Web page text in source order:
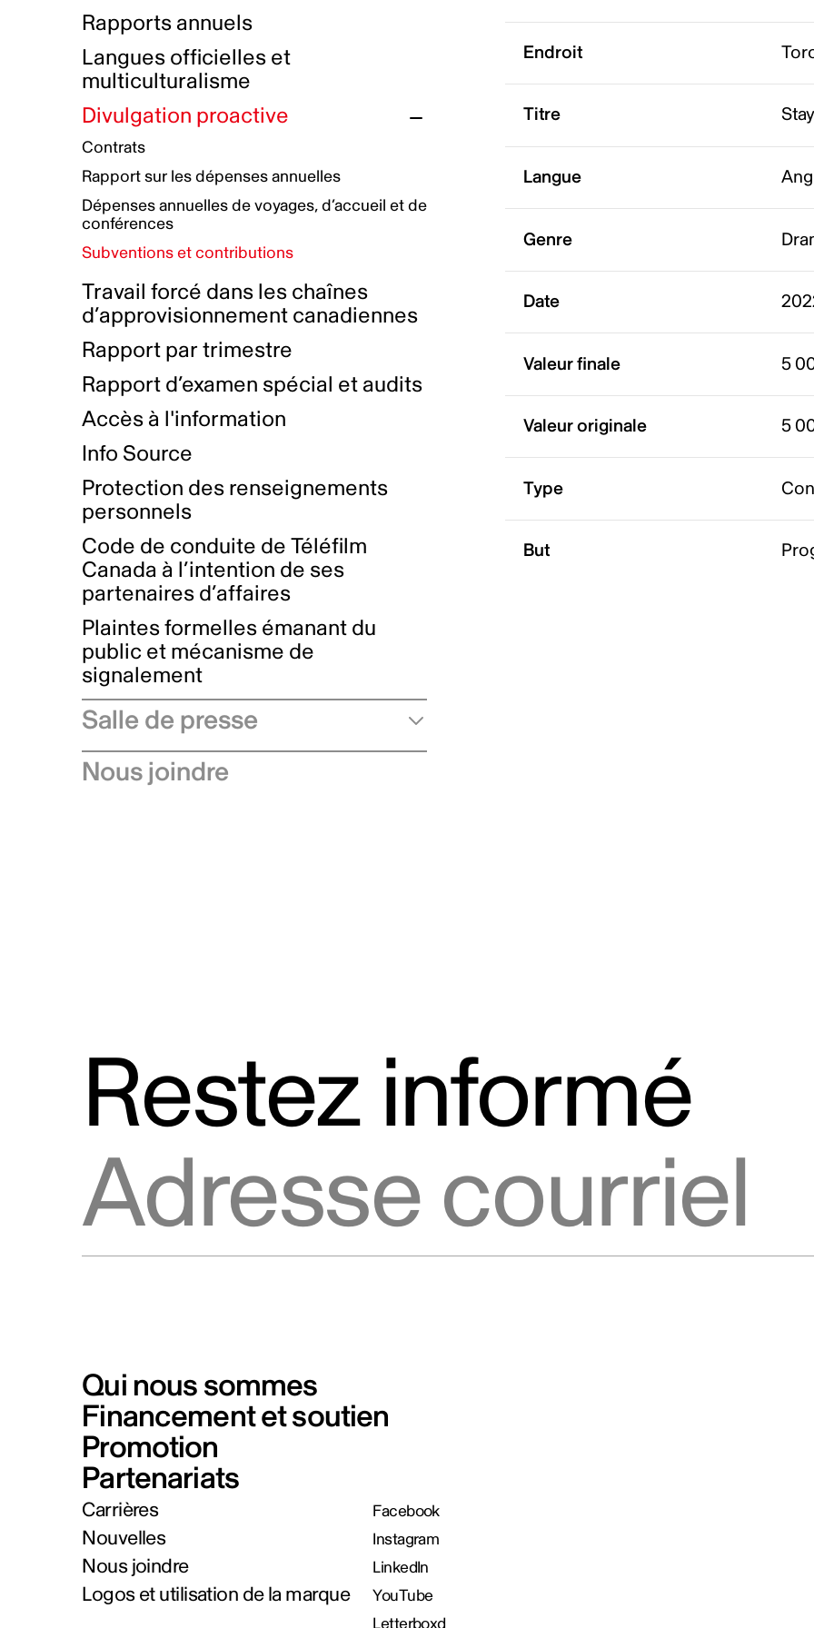
Initiatives autochtones
Plan de réconciliation autochtone
Groupe de travail autochtone
Principes directeurs sur le
harcèlement
Plan d’action pour la parité
Plan d'équité, de diversité,
d'inclusion et d'accessibilité
Boîte à outils pour le récit authentique
Collecte de données et l’auto-identification
Plan d'accessibilité
Rémunération et avantages
Prix et certifications
Nos valeurs d’entreprise
Rapports annuels
Langues officielles et
multiculturalisme
Divulgation proactive
Contrats
Rapport sur les dépenses annuelles
Dépenses annuelles de voyages, d’accueil et de
conférences
Subventions et contributions
Travail forcé dans les chaînes
d’approvisionnement canadiennes
Rapport par trimestre
Rapport d’examen spécial et audits
Accès à l'information
Info Source
Protection des renseignements
personnels
Code de conduite de Téléfilm
Canada à l’intention de ses
partenaires d’affaires
Plaintes formelles émanant du
public et mécanisme de
signalement
Salle de presse
Communiqués de presse
Nous joindre
Endroit
Titre
Langue
Genre
Date
Valeur finale 5
Valeur originale 5
Type
But
Restez informé
Qui nous sommes
Financement et soutien
Promotion
Partenariats
Carrières
Nouvelles
Nous joindre
Logos et utilisation de la marque
Facebook
Instagram
LinkedIn
YouTube
Letterboxd